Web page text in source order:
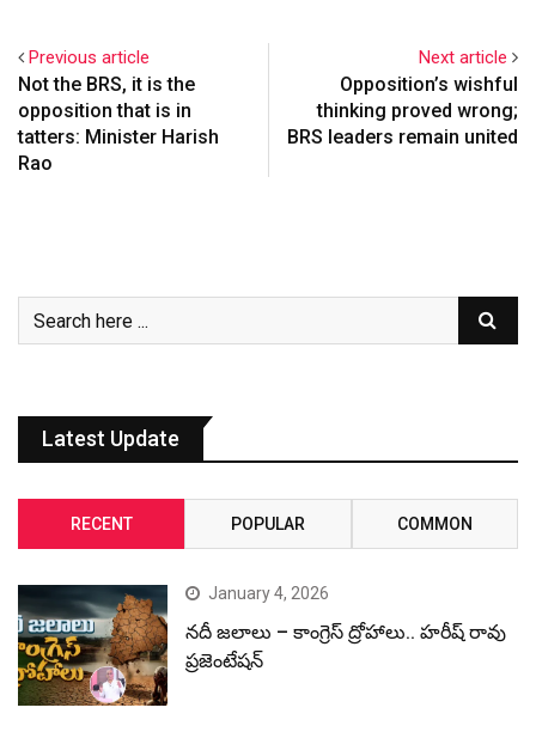
Previous article
Not the BRS, it is the
opposition that is in
tatters: Minister Harish
Rao
Next article
Opposition’s wishful
thinking proved wrong;
BRS leaders remain united
Latest Update
RECENT POPULAR COMMON
January 4, 2026
నదీ జలాలు – కాంగ్రెస్ ద్రోహాలు.. హరీష్ రావు
ప్రజెంటేషన్